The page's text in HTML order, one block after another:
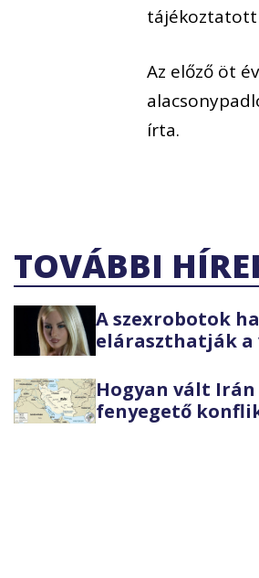
tájékoztatott
Az előző öt
írta.
TOVÁBBI
A szexrobotok
eláraszthatják
Hogyan vált
fenyegető